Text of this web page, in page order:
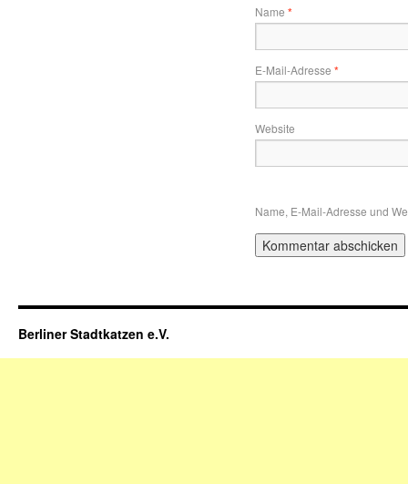
Name *
E-Mail-Adresse *
Website
Name, E-Mail-Adresse und
Berliner Stadtkatzen e.V.